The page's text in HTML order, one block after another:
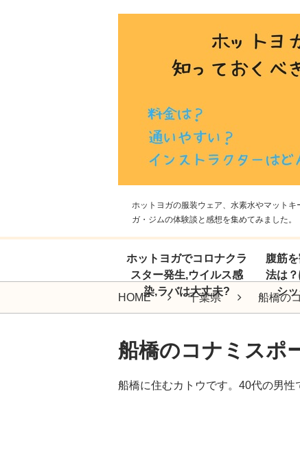
ホットヨガの服装ウェア、水素水やマット
ガ・ジムの体験談と感想を集めてみました。
ホットヨガでコロナクラ
スター発生,ウイルス感
染,ラバは大丈夫?
腹筋
法は
シ
HOME 千葉県 船橋の
船橋のコナミスポ
船橋に住むカトウです。40代の男性